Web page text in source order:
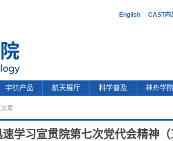
English CAST内
宇航产品 航天展厅 科学普及 神舟学
章
学习宣贯院第七次党代会精神（